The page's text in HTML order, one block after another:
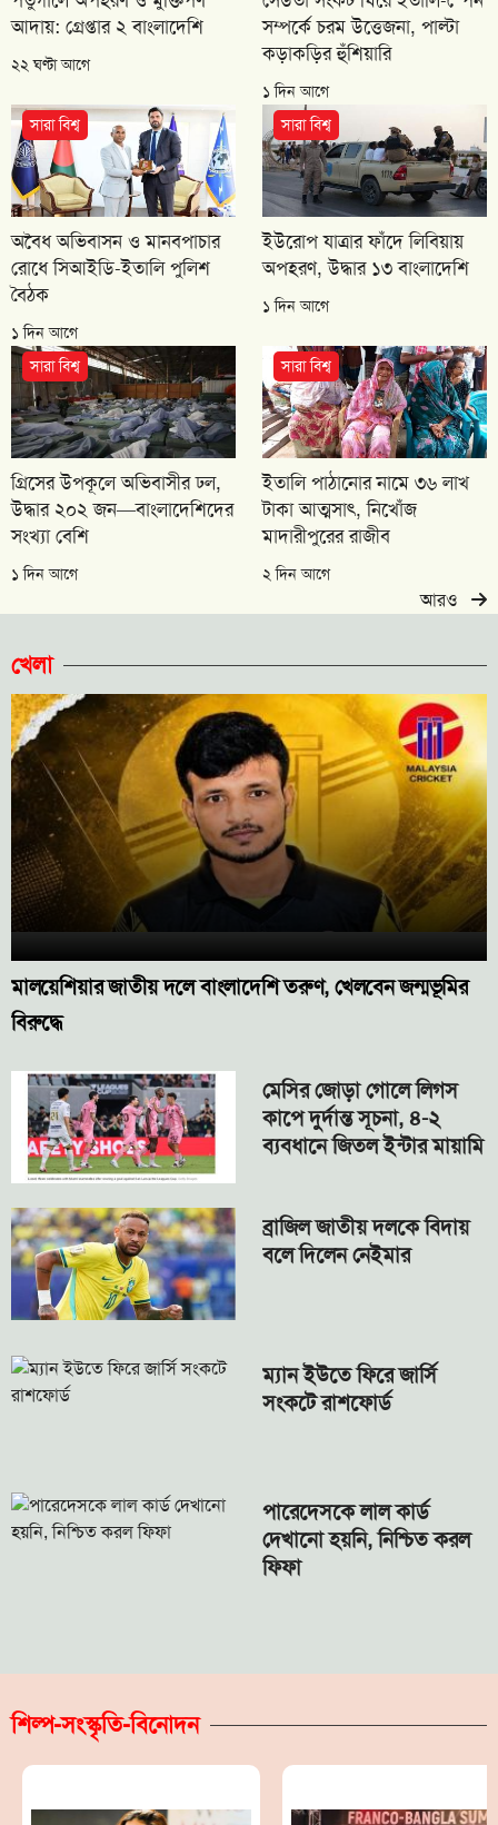
আদায়: গ্রেপ্তার ২ বাংলাদেশি
২২ ঘণ্টা আগে
সম্পর্কে চরম উত্তেজনা, পাল্টা
কড়াকড়ির হুঁশিয়ারি
১ দিন আগে
সারা বিশ্ব
অবৈধ অভিবাসন ও মানবপাচার
রোধে সিআইডি-ইতালি পুলিশ
বৈঠক
১ দিন আগে
সারা বিশ্ব
ইউরোপ যাত্রার ফাঁদে লিবিয়ায়
অপহরণ, উদ্ধার ১৩ বাংলাদেশি
১ দিন আগে
সারা বিশ্ব
গ্রিসের উপকূলে অভিবাসীর ঢল,
উদ্ধার ২০২ জন—বাংলাদেশিদের
সংখ্যা বেশি
১ দিন আগে
সারা বিশ্ব
ইতালি পাঠানোর নামে ৩৬ লাখ
টাকা আত্মসাৎ, নিখোঁজ
মাদারীপুরের রাজীব
২ দিন আগে
আরও
খেলা
মালয়েশিয়ার জাতীয় দলে বাংলাদেশি তরুণ, খেলবেন জন্মভূমির
বিরুদ্ধে
মেসির জোড়া গোলে লিগস
কাপে দুর্দান্ত সূচনা, ৪-২
ব্যবধানে জিতল ইন্টার মায়ামি
ব্রাজিল জাতীয় দলকে বিদায়
বলে দিলেন নেইমার
ম্যান ইউতে ফিরে জার্সি
সংকটে রাশফোর্ড
পারেদেসকে লাল কার্ড
দেখানো হয়নি, নিশ্চিত করল
ফিফা
শিল্প-সংস্কৃতি-বিনোদন